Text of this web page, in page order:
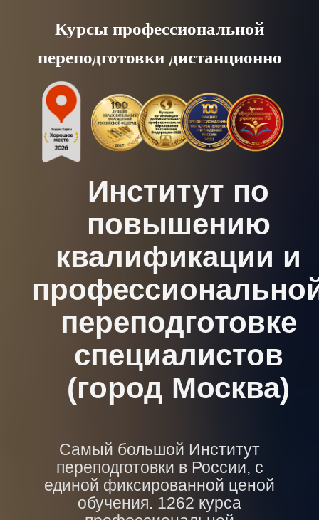
content
Курсы профессиональной
переподготовки дистанционно
Институт по
повышению
квалификации и
переподготовке
специалистов
(город Москва)
Самый большой Институт
переподготовки в России, с
единой фиксированной ценой
обучения. 1262 курса